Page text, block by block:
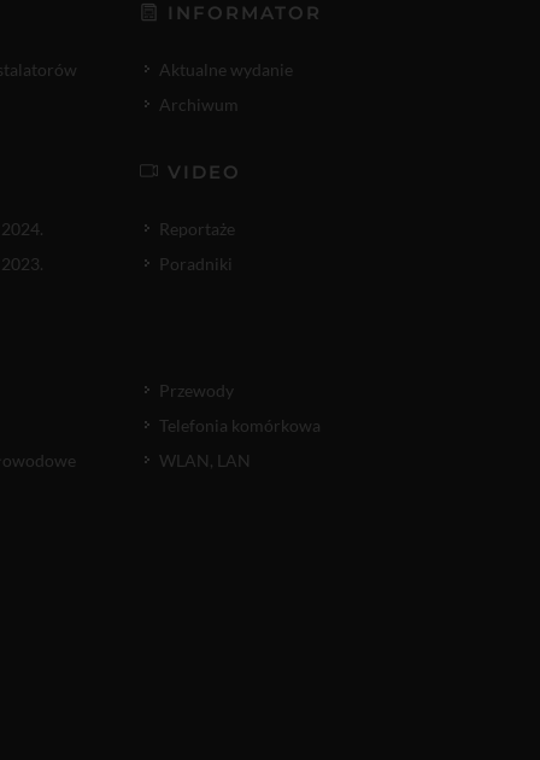
INFORMATOR
Aktualne wydanie
Archiwum
VIDEO
Reportaże
Poradniki
Przewody
Telefonia komórkowa
WLAN, LAN